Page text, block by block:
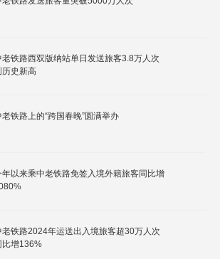
老铁路西双版纳站单日发送旅客3.8万人次
历史新高
老铁路上的“跨国春晚”圆满举办
年以来乘中老铁路免签入境外籍旅客同比增
老铁路2024年运送出入境旅客超30万人次
比增136%